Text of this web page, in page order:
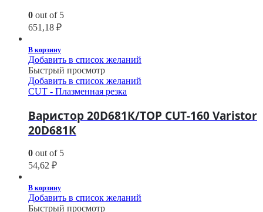
0 out of 5
651,18 ₽
В корзину
Добавить в список желаний
Быстрый просмотр
Добавить в список желаний
CUT - Плазменная резка
Варистор 20D681К/TOP CUT-160 Varistor
20D681К
0 out of 5
54,62 ₽
В корзину
Добавить в список желаний
Быстрый просмотр